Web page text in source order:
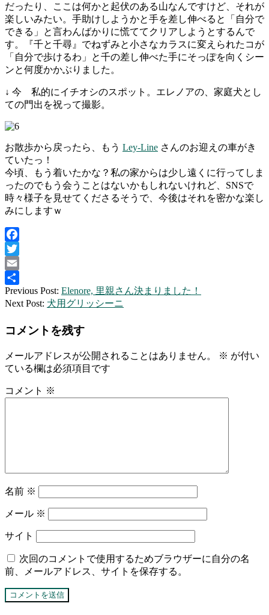
だったり、ここは何かと起伏のある山なんですけど、それが
楽しいみたい。手助けしようかと手を差し伸べると「自分で
できる」と言わんばかりに慌ててクリアしようとするんで
す。『千と千尋』でねずみと小さなカラスに変えられたコが
「自分で歩けるわ」と千の差し伸べた手にそっぽを向くシー
ンと何度かかぶりました。
↓ 今 私的にイチオシのスポット。エレノアの、家庭犬とし
ての門出を祝って撮影。
お散歩から戻ったら、もう Ley-Line さんのお迎えの車がき
ていたっ！
今頃、もう着いたかな？私の家からは少し遠くに行ってしま
ったのでもう会うことはないかもしれないけれど、SNSで
時々様子を見せてくださるそうで、今後はそれを密かな楽し
みにしますｗ
Facebook
Twitter
Email
共
有
2015-
01-
Previous Post: Elenore, 里親さん決まりました！
Next Post: 犬用グリッシーニ
コメントを残す
メールアドレスが公開されることはありません。 ※ が付い
ている欄は必須項目です
コメント ※
名前 ※
メール ※
サイト
次回のコメントで使用するためブラウザーに自分の名
前、メールアドレス、サイトを保存する。